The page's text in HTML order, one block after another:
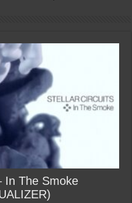
In The Smoke